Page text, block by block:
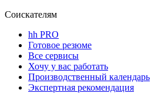
Соискателям
hh PRO
Готовое резюме
Все сервисы
Хочу у вас работать
Производственный календарь
Экспертная рекомендация